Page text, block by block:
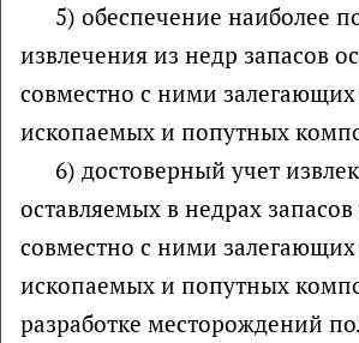
5) обеспечение наиболее
извлечения из недр запасов
совместно с ними
ископаемых и попутных
6) достоверный учет
оставляемых в недрах
совместно с ними
ископаемых и попутных
разработке месторождений